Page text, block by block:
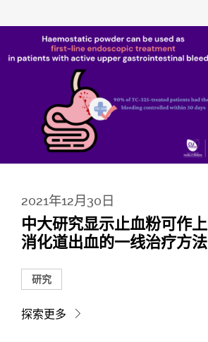
2021年12月30日
中大研究显示止血粉可作上
消化道出血的一线治疗方法
研究
探索更多